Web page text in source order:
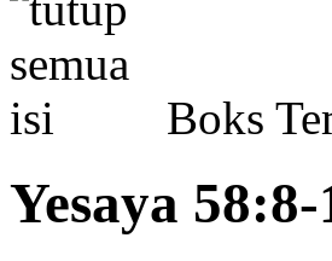
Boks
Yesaya 58:8-